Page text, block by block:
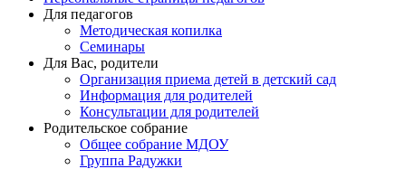
Для педагогов
Методическая копилка
Семинары
Для Вас, родители
Организация приема детей в детский сад
Информация для родителей
Консультации для родителей
Родительское собрание
Общее собрание МДОУ
Группа Радужки